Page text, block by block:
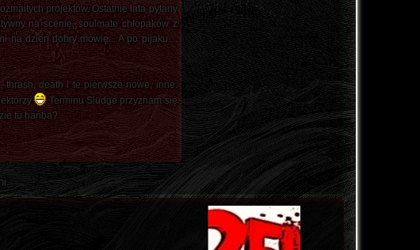
projektów. Ostatnie lata pytany
na scenie, soulmate chłopaków z
na dzień dobry mówię... A po pijaku....
thrash, death i te pierwsze nowe, inne.
Terminu Sludge przyznam się
tu hańba?